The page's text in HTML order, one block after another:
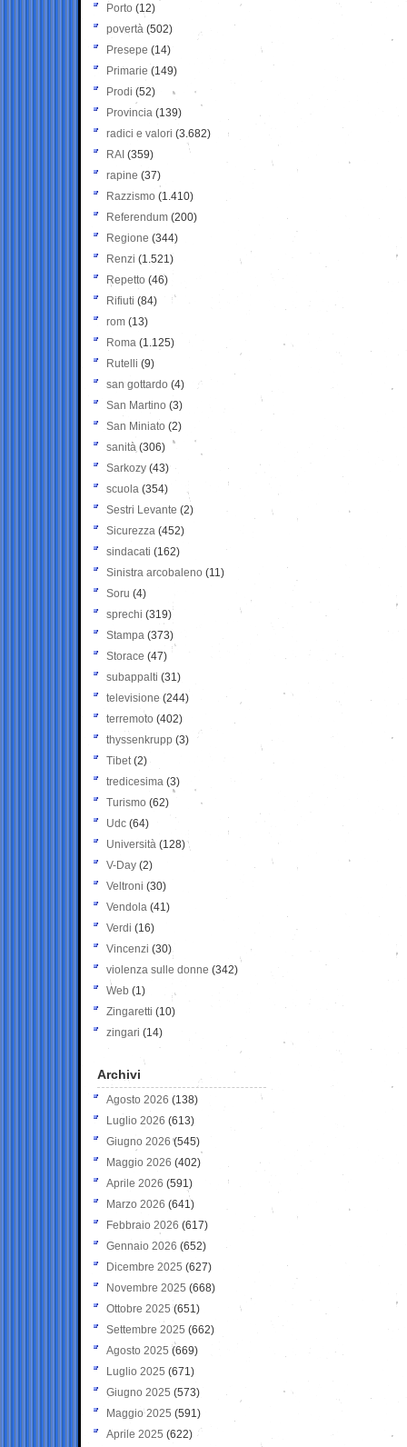
Porto (12)
povertà (502)
Presepe (14)
Primarie (149)
Prodi (52)
Provincia (139)
radici e valori (3.682)
RAI (359)
rapine (37)
Razzismo (1.410)
Referendum (200)
Regione (344)
Renzi (1.521)
Repetto (46)
Rifiuti (84)
rom (13)
Roma (1.125)
Rutelli (9)
san gottardo (4)
San Martino (3)
San Miniato (2)
sanità (306)
Sarkozy (43)
scuola (354)
Sestri Levante (2)
Sicurezza (452)
sindacati (162)
Sinistra arcobaleno (11)
Soru (4)
sprechi (319)
Stampa (373)
Storace (47)
subappalti (31)
televisione(244)
terremoto (402)
thyssenkrupp (3)
Tibet(2)
tredicesima (3)
Turismo (62)
Udc (64)
Università (128)
V-Day (2)
Veltroni (30)
Vendola (41)
Verdi (16)
Vincenzi (30)
violenza sulle donne (342)
Web (1)
Zingaretti (10)
zingari (14)
Archivi
Agosto 2026 (138)
Luglio 2026 (613)
Giugno 2026 (545)
Maggio 2026 (402)
Aprile 2026 (591)
Marzo 2026 (641)
Febbraio 2026 (617)
Gennaio 2026 (652)
Dicembre 2025 (627)
Novembre 2025 (668)
Ottobre 2025 (651)
Settembre 2025 (662)
Agosto 2025 (669)
Luglio 2025 (671)
Giugno 2025 (573)
Maggio 2025 (591)
Aprile 2025 (622)